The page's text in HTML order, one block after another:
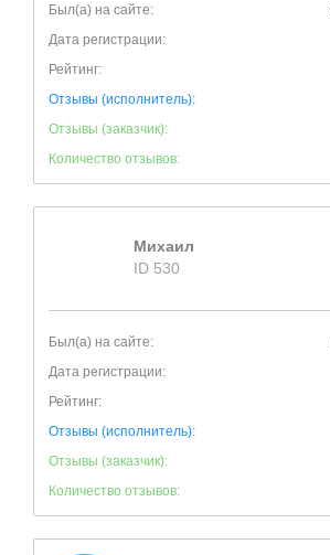
Был(а) на сайте:
Дата регистрации:
Рейтинг:
Отзывы (исполнитель):
Отзывы (заказчик):
Количество отзывов:
Михаил
ID 530
Был(а) на сайте:
Дата регистрации:
Рейтинг:
Отзывы (исполнитель):
Отзывы (заказчик):
Количество отзывов: